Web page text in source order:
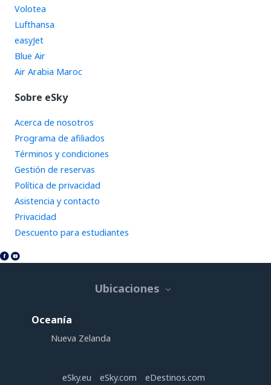
Volotea
Lufthansa
easyJet
Blue Air
Air Arabia Maroc
Sobre eSky
Acerca de nosotros
Programa de afiliados
Términos y condiciones
Gestión de reservas
Política de privacidad
Asistencia y contacto
Privacidad
Descuento para estudiantes
Ubicaciones
Oceanía
Nueva Zelanda
eSky.eu eSky.com eDestinos.com